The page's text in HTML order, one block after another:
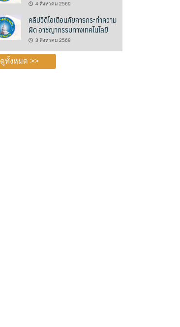
4 สิงหาคม 2569
คลิปวีดีโอเตือนภัยการกระทำความ
ผิด อาชญากรรมทางเทคโนโลยี
3 สิงหาคม 2569
ดูทั้งหมด >>